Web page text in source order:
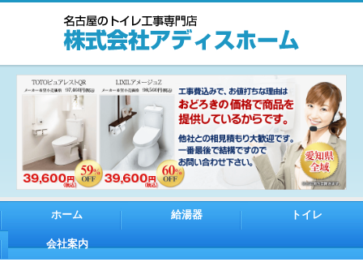
ホーム 給湯器 トイレ
会社案内